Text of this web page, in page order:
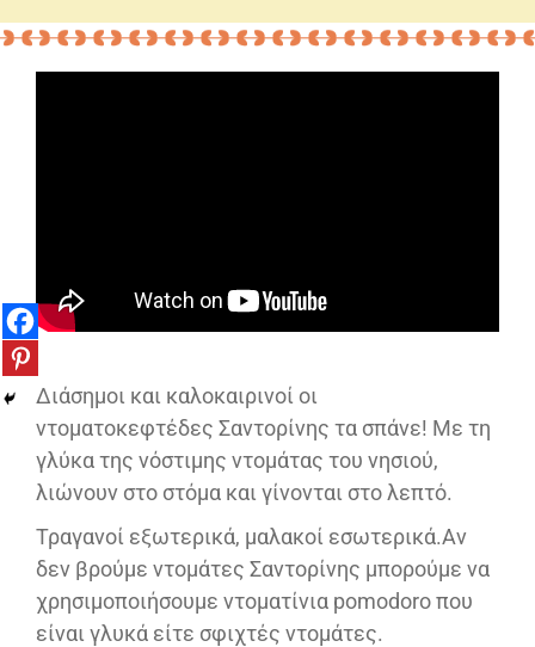
Διάσημοι και καλοκαιρινοί οι
ντοματοκεφτέδες Σαντορίνης τα σπάνε! Με τη
γλύκα της νόστιμης ντομάτας του νησιού,
λιώνουν στο στόμα και γίνονται στο λεπτό.
Τραγανοί εξωτερικά, μαλακοί εσωτερικά.Αν
δεν βρούμε ντομάτες Σαντορίνης μπορούμε να
χρησιμοποιήσουμε ντοματίνια pomodoro που
είναι γλυκά είτε σφιχτές ντομάτες.